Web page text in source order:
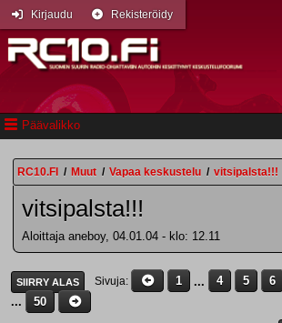
Päävalikko
Kirjaudu Rekisteröidy
RC10.FI / Muut / Vapaa keskustelu / vitsipalsta!!!
vitsipalsta!!!
Aloittaja aneboy, 04.01.04 - klo: 12.11
SIIRRY ALAS Sivuja 1 ... 4 5 6
...
50